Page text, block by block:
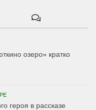
озеро» кратко
героя в рассказе